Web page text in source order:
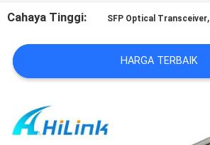
KASUS-
KASUS
KUTIPAN
Cahaya Tinggi: SFP Optical Transceiver,
HARGA TERBAIK